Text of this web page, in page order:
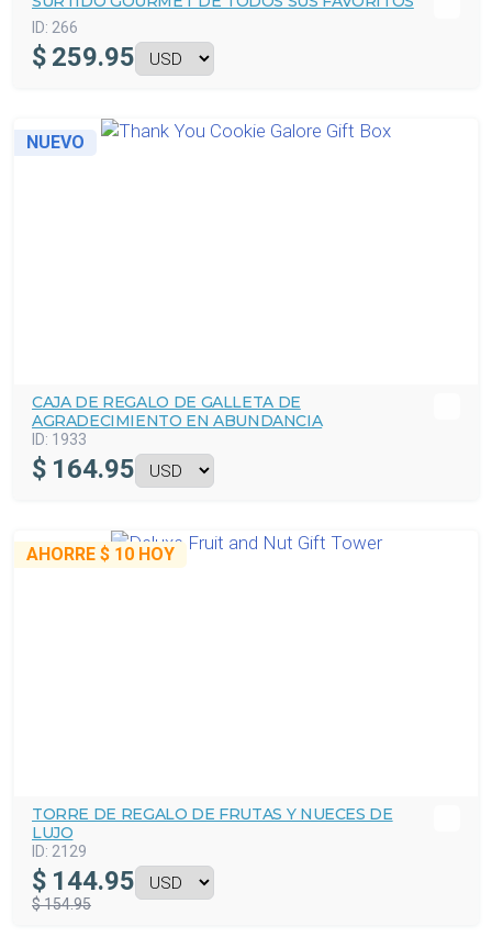
ID: 266
$ 259.95
NUEVO
CAJA DE REGALO DE GALLETA DE
AGRADECIMIENTO EN ABUNDANCIA
ID: 1933
$ 164.95
AHORRE $ 10 HOY
TORRE DE REGALO DE FRUTAS Y NUECES DE
LUJO
ID: 2129
$ 144.95
$ 154.95